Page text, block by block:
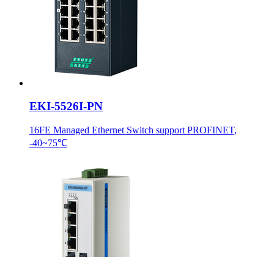
EKI-5526I-PN
16FE Managed Ethernet Switch support PROFINET,
-40~75℃